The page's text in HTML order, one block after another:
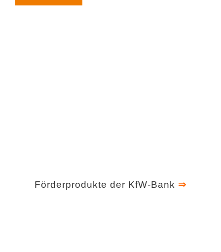
Förderprodukte der KfW-Bank ⇒